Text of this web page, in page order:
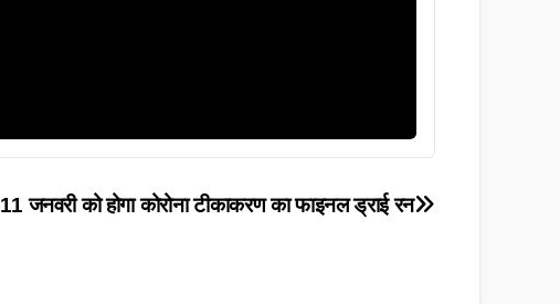
11 जनवरी को होगा कोरोना टीकाकरण का फाइनल ड्राई रन